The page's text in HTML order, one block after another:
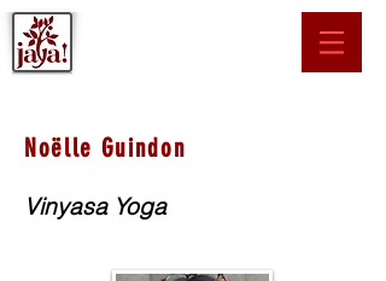
Noëlle Guindon
Vinyasa Yoga